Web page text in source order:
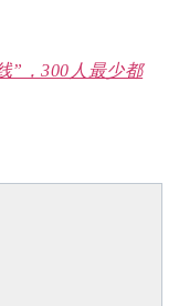
”，300人最少都